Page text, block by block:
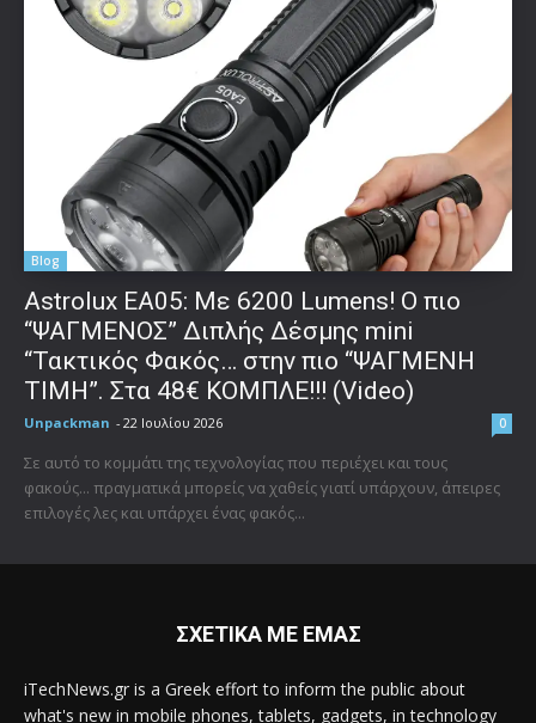
Blog
Astrolux ΕΑ05: Με 6200 Lumens! Ο πιο
“ΨΑΓΜΕΝΟΣ” Διπλής Δέσμης mini
“Τακτικός Φακός… στην πιο “ΨΑΓΜΕΝΗ
ΤΙΜΗ”. Στα 48€ ΚΟΜΠΛΕ!!! (Video)
Unpackman - 22 Ιουλίου 2026 0
Σε αυτό το κομμάτι της τεχνολογίας που περιέχει και τους
φακούς... πραγματικά μπορείς να χαθείς γιατί υπάρχουν, άπειρες
επιλογές λες και υπάρχει ένας φακός...
ΣΧΕΤΙΚΑ ΜΕ ΕΜΑΣ
iTechNews.gr is a Greek effort to inform the public about
what's new in mobile phones, tablets, gadgets, in technology